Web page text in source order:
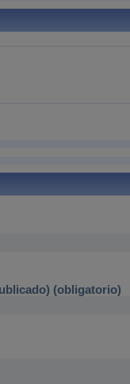
(obligatorio)